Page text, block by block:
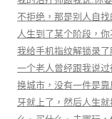
不拒绝，那是别人自找
人生到了某个阶段，
我给手机指纹解锁录了
一个老人曾经跟我说
换城市，没有一件是
牙就上了，然后人生